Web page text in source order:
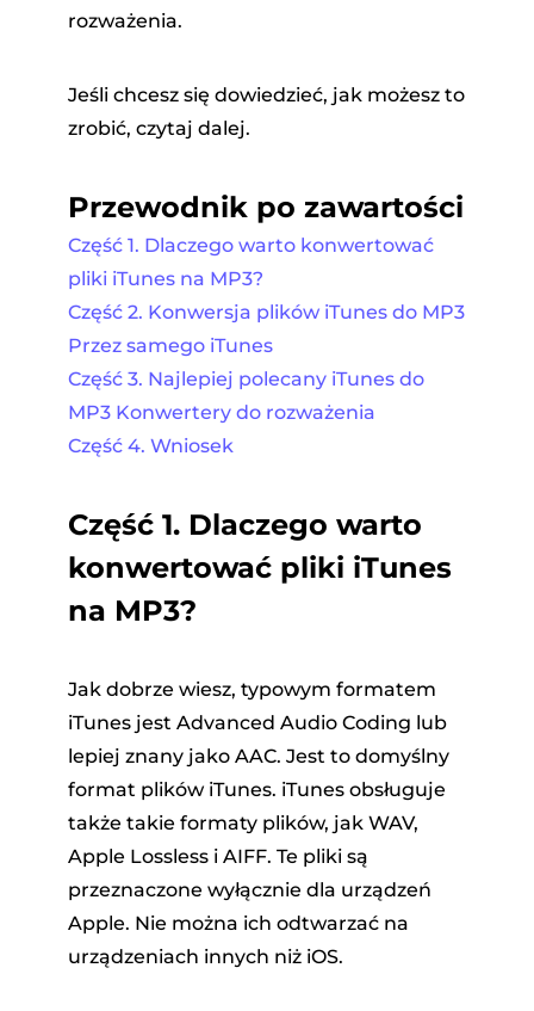
rozważenia.
Jeśli chcesz się dowiedzieć, jak możesz to
zrobić, czytaj dalej.
Przewodnik po zawartości
Część 1. Dlaczego warto konwertować
pliki iTunes na MP3?
Część 2. Konwersja plików iTunes do MP3
Przez samego iTunes
Część 3. Najlepiej polecany iTunes do
MP3 Konwertery do rozważenia
Część 4. Wniosek
Część 1. Dlaczego warto
konwertować pliki iTunes
na MP3?
Jak dobrze wiesz, typowym formatem
iTunes jest Advanced Audio Coding lub
lepiej znany jako AAC. Jest to domyślny
format plików iTunes. iTunes obsługuje
także takie formaty plików, jak WAV,
Apple Lossless i AIFF. Te pliki są
przeznaczone wyłącznie dla urządzeń
Apple. Nie można ich odtwarzać na
urządzeniach innych niż iOS.